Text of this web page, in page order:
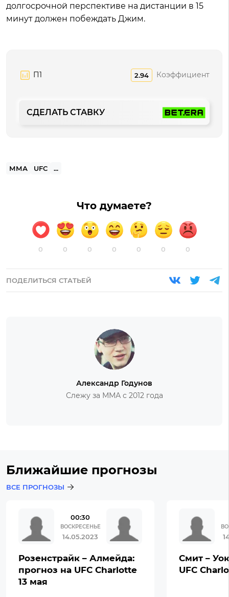
долгосрочной перспективе на дистанции в 15
минут должен побеждать Джим.
П1 2.94 Коэффициент
СДЕЛАТЬ СТАВКУ
ММА UFC ...
Что думаете?
0 0 0 0 0 0 0
ПОДЕЛИТЬСЯ СТАТЬЕЙ
Александр Годунов
Слежу за ММА с 2012 года
Ближайшие прогнозы
ВСЕ ПРОГНОЗЫ
00:30
ВОСКРЕСЕНЬЕ
14.05.2023
Розенстрайк – Алмейда:
прогноз на UFC Charlotte
13 мая
Смит –
UFC